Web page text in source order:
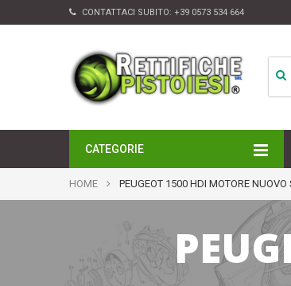
CONTATTACI SUBITO: +39 0573 534 664
CATEGORIE
APPARATI DI INIEZIONE
TURBINE
ALTRI ACCESSORI
HOME PEUGEOT 1500 HDI MOTORE NUOVO